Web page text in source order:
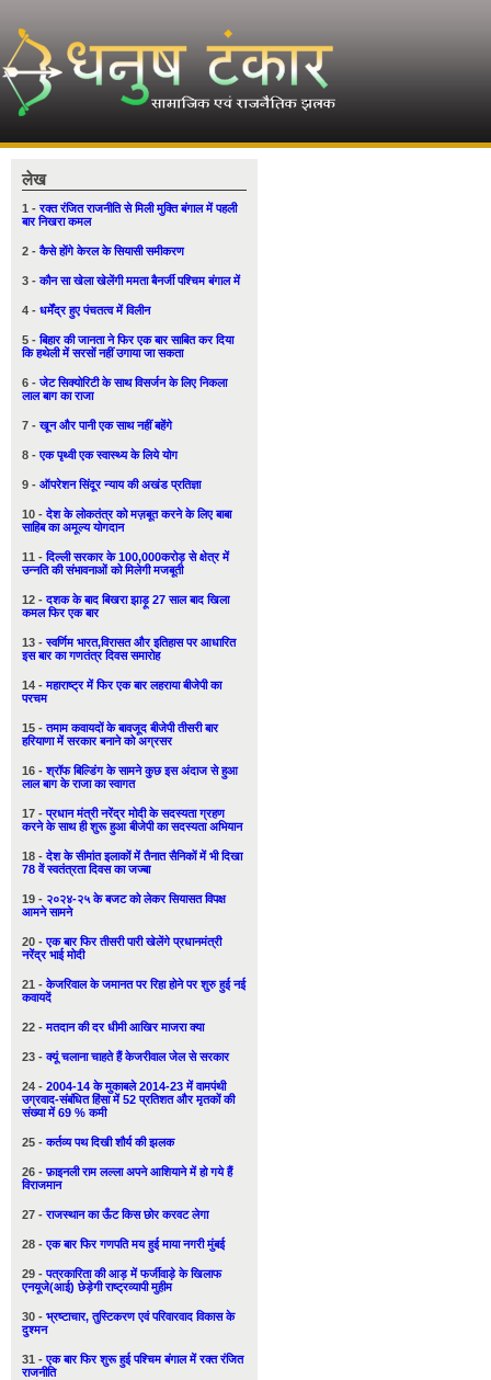
लेख
1 -रक्त रंजित राजनीति से मिली मुक्ति बंगाल में पहली
बार निखरा कमल
2 -कैसे होंगे केरल के सियासी समीकरण
3 -कौन सा खेला खेलेंगी ममता बैनर्जी पश्चिम बंगाल में
4 - धर्मेंद्र हुए पंचतत्व में विलीन
5 -बिहार की जानता ने फिर एक बार साबित कर दिया
कि हथेली में सरसों नहीं उगाया जा सकता
6 -जेट सिक्योरिटी के साथ विसर्जन के लिए निकला
लाल बाग का राजा
7 -खून और पानी एक साथ नहीं बहेंगे
8 -एक पृथ्वी एक स्वास्थ्य के लिये योग
9 - ऑपरेशन सिंदूर न्याय की अखंड प्रतिज्ञा
10 -देश के लोकतंत्र को मज़बूत करने के लिए बाबा
साहिब का अमूल्य योगदान
11 -दिल्ली सरकार के 100,000करोड़ से क्षेत्र में
उन्नति की संभावनाओं को मिलेगी मजबूती
12 -दशक के बाद बिखरा झाड़ू 27 साल बाद खिला
कमल फिर एक बार
13 -स्वर्णिम भारत,विरासत और इतिहास पर आधारित
इस बार का गणतंत्र दिवस समारोह
14 -महाराष्ट्र में फिर एक बार लहराया बीजेपी का
परचम
15 -तमाम कवायदों के बावजूद बीजेपी तीसरी बार
हरियाणा में सरकार बनाने को अग्रसर
16 -श्रॉफ बिल्डिंग के सामने कुछ इस अंदाज से हुआ
लाल बाग के राजा का स्वागत
17 -प्रधान मंत्री नरेंद्र मोदी के सदस्यता ग्रहण
करने के साथ ही शुरू हुआ बीजेपी का सदस्यता अभियान
18 -देश के सीमांत इलाकों में तैनात सैनिकों में भी दिखा
78 वें स्वतंत्रता दिवस का जज्बा
19 - २०२४-२५ के बजट को लेकर सियासत विपक्ष
आमने सामने
20 -एक बार फिर तीसरी पारी खेलेंगे प्रधानमंत्री
नरेंद्र भाई मोदी
21 -केजरिवाल के जमानत पर रिहा होने पर शुरु हुई नई
कवायदें
22 -मतदान की दर धीमी आखिर माजरा क्या
23 -क्यूं चलाना चाहते हैं केजरीवाल जेल से सरकार
24 - 2004-14 के मुकाबले 2014-23 में वामपंथी
उग्रवाद-संबंधित हिंसा में 52 प्रतिशत और मृतकों की
संख्या में 69 % कमी
25 -कर्तव्य पथ दिखी शौर्य की झलक
26 -फ़ाइनली राम लल्ला अपने आशियाने में हो गये हैं
विराजमान
27 -राजस्थान का ऊँट किस छोर करवट लेगा
28 -एक बार फिर गणपति मय हुई माया नगरी मुंबई
29 -पत्रकारिता की आड़ में फर्जीवाड़े के खिलाफ
एनयूजे(आई) छेड़ेगी राष्ट्रव्यापी मुहीम
30 - भ्रष्टाचार, तुस्टिकरण एवं परिवारवाद विकास के
दुश्मन
31 -एक बार फिर शुरू हुई पश्चिम बंगाल में रक्त रंजित
राजनीति